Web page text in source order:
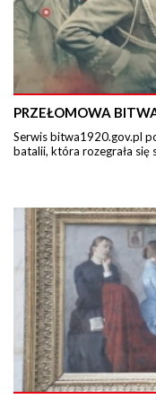
PRZEŁOMOWA
Serwis bitwa1920.gov.pl
batalii, która rozegrała się